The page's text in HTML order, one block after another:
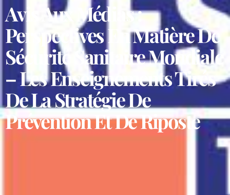
Avis Aux Médias :
Perspectives En Matière De
Sécurité Sanitaire Mondiale
– Les Enseignements Tirés
De La Stratégie De
Prévention Et De Riposte